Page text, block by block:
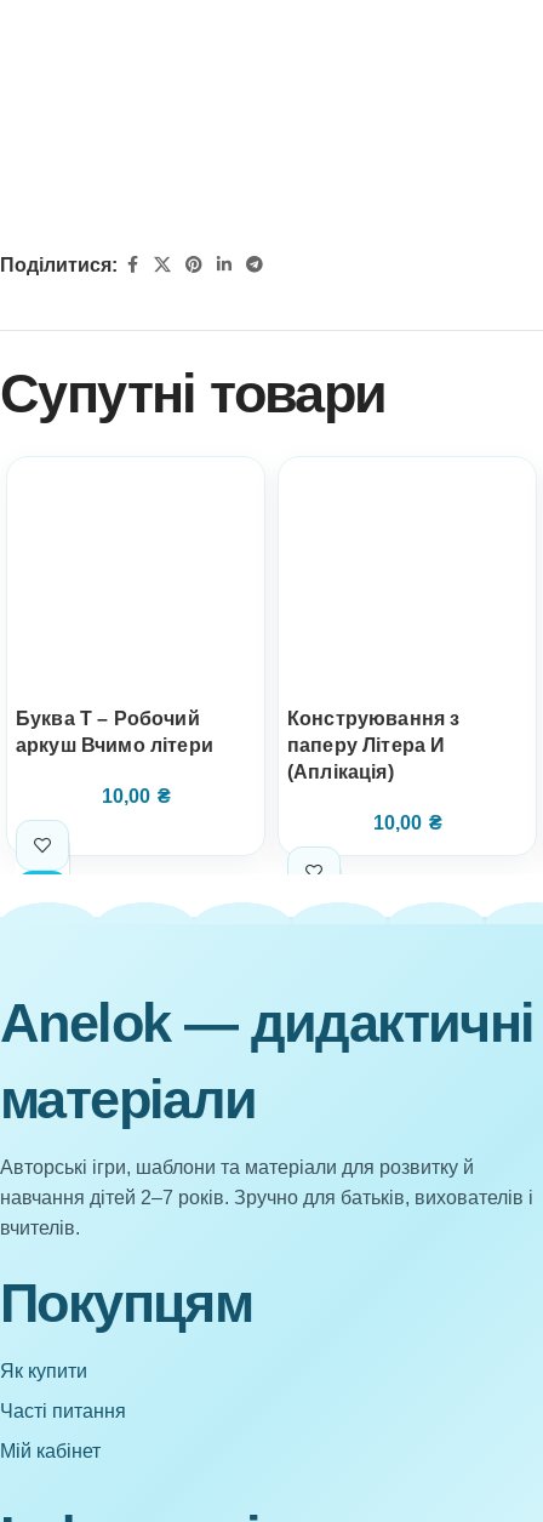
Поділитися:
Супутні товари
Буква Т – Робочий
аркуш Вчимо літери
10,00 ₴
Конструювання з
паперу Літера И
(Аплікація)
10,00 ₴
Anelok — дидактичні
матеріали
Авторські ігри, шаблони та матеріали для розвитку й
навчання дітей 2–7 років. Зручно для батьків, вихователів і
вчителів.
Покупцям
Як купити
Часті питання
Мій кабінет